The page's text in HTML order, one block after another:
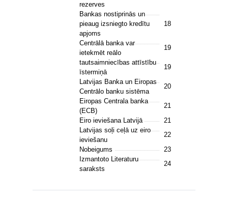
rezerves
Bankas nostiprinās un
pieaug izsniegto kredītu
apjoms
18
Centrālā banka var
ietekmēt reālo
19
tautsaimniecības attīstību
īstermiņā
19
Latvijas Banka un Eiropas
Centrālo banku sistēma
20
Eiropas Centrala banka
(ECB)
21
Eiro ieviešana Latvijā
21
Latvijas soļi ceļā uz eiro
ieviešanu
22
Nobeigums
23
Izmantoto Literaturu
saraksts
24